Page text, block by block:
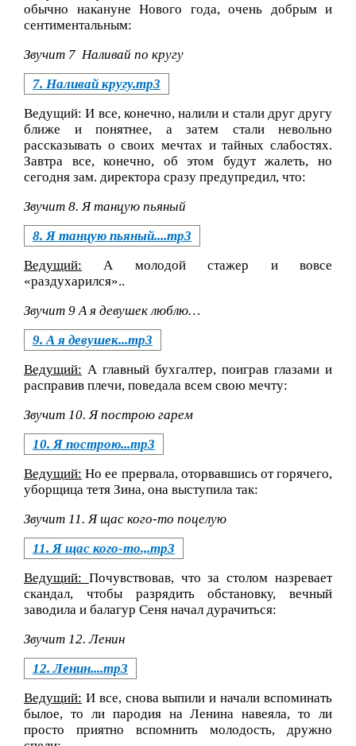
обычно накануне Нового года, очень добрым и
сентиментальным:
Звучит 7 Наливай по кругу
7. Наливай кругу.mp3
Ведущий: И все, конечно, налили и стали друг другу
ближе и понятнее, а затем стали невольно
рассказывать о своих мечтах и тайных слабостях.
Завтра все, конечно, об этом будут жалеть, но
сегодня зам. директора сразу предупредил, что:
Звучит 8. Я танцую пьяный
8. Я танцую пьяный....mp3
Ведущий: А молодой стажер и вовсе
«раздухарился»..
Звучит 9 А я девушек люблю…
9. А я девушек...mp3
Ведущий: А главный бухгалтер, поиграв глазами и
расправив плечи, поведала всем свою мечту:
Звучит 10. Я построю гарем
10. Я построю...mp3
Ведущий: Но ее прервала, оторвавшись от горячего,
уборщица тетя Зина, она выступила так:
Звучит 11. Я щас кого-то поцелую
11. Я щас кого-то.,.mp3
Ведущий: Почувствовав, что за столом назревает
скандал, чтобы разрядить обстановку, вечный
заводила и балагур Сеня начал дурачиться:
Звучит 12. Ленин
12. Ленин....mp3
Ведущий: И все, снова выпили и начали вспоминать
былое, то ли пародия на Ленина навеяла, то ли
просто приятно вспомнить молодость, дружно